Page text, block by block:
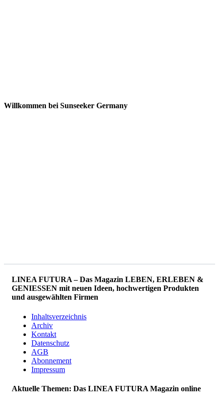
Willkommen bei Sunseeker Germany
LINEA FUTURA – Das Magazin LEBEN, ERLEBEN &
GENIESSEN mit neuen Ideen, hochwertigen Produkten
und ausgewählten Firmen
Inhaltsverzeichnis
Archiv
Kontakt
Datenschutz
AGB
Abonnement
Impressum
Aktuelle Themen: Das LINEA FUTURA Magazin online